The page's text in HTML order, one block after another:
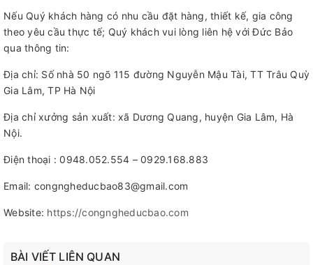
Nếu Quý khách hàng có nhu cầu đặt hàng, thiết kế, gia công
theo yêu cầu thực tế; Quý khách vui lòng liên hệ với Đức Bảo
qua thông tin:
Địa chỉ: Số nhà 50 ngõ 115 đường Nguyễn Mậu Tài, TT Trâu Quỳ
Gia Lâm, TP Hà Nội
Địa chỉ xưởng sản xuất: xã Dương Quang, huyện Gia Lâm, Hà
Nội.
Điện thoại : 0948.052.554 – 0929.168.883
Email: congngheducbao83@gmail.com
Website: https://congngheducbao.com
BÀI VIẾT LIÊN QUAN